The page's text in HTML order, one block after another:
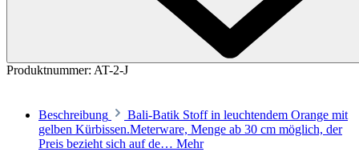
Produktnummer: AT-2-J
Beschreibung
Bali-Batik Stoff in leuchtendem Orange mit
gelben Kürbissen.Meterware, Menge ab 30 cm möglich, der
Preis bezieht sich auf de… Mehr